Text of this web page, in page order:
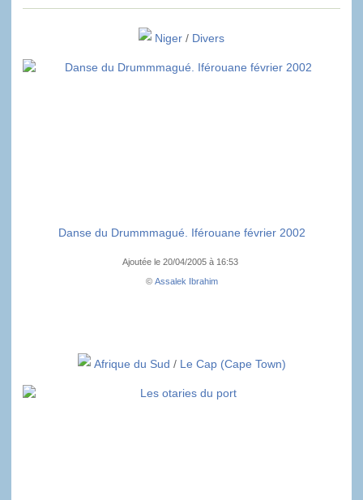
Niger / Divers
Danse du Drummmagué. Iférouane février 2002
Ajoutée le 20/04/2005 à 16:53
© Assalek Ibrahim
Afrique du Sud / Le Cap (Cape Town)